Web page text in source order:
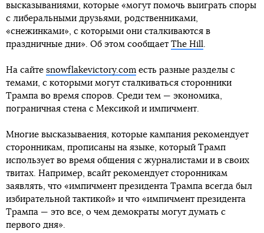
высказываниями, которые «могут помочь выиграть споры
с либеральными друзьями, родственниками,
«снежинками», с которыми они сталкиваются в
праздничные дни». Об этом сообщает The Hill.
На сайте snowflakevictory.com есть разные разделы с
темами, с которыми могут сталкиваться сторонники
Трампа во время споров. Среди тем — экономика,
пограничная стена с Мексикой и импичмент.
Многие высказываения, которые кампания рекомендует
сторонникам, прописаны на языке, который Трамп
использует во время общения с журналистами и в своих
твитах. Например, всайт рекомендует сторонникам
заявлять, что «импичмент президента Трампа всегда был
избирательной тактикой» и что «импичмент президента
Трампа — это все, о чем демократы могут думать с
первого дня».